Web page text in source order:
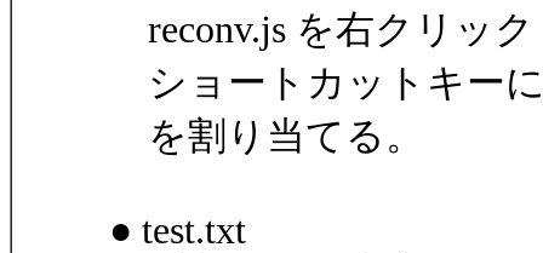
reconv.js を右クリッ
ショートカットキー
を割り当てる。
● test.txt